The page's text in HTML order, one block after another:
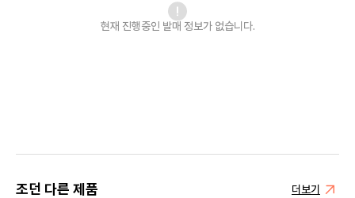
현재 진행중인 발매 정보가 없습니다.
조던 다른 제품 더보기